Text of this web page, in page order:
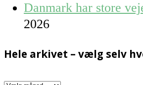
Danmark har store
2026
Hele arkivet – vælg selv